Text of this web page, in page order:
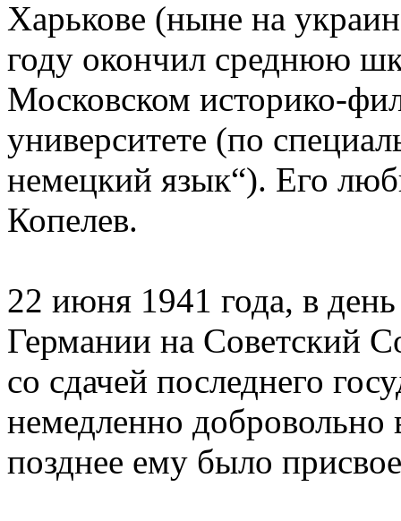
Харькове (ныне на
году окончил среднюю
Московском историко-
университете (по
немецкий язык“). Его
Копелев.
22 июня 1941 года, в
Германии на Советский
со сдачей последнего
немедленно
позднее ему было